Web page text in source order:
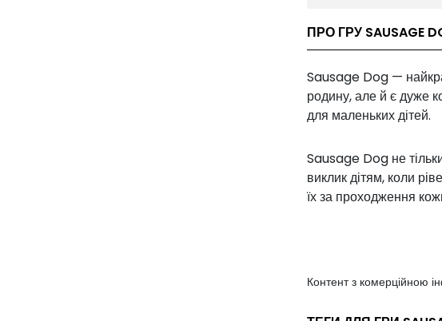
ПРО ГРУ SAUSAGE
Sausage Dog —
родину, але й є дуже
для маленьких дітей.
Sausage Dog не
виклик дітям, коли
їх за проходження
Контент з комерційною